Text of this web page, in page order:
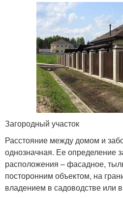
Загородный участок
Расстояние между домом и
однозначная. Ее определение
расположения – фасадное,
посторонним объектом, на
владением в садоводстве или